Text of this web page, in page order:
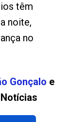
têm
noite,
no
Gonçalo e